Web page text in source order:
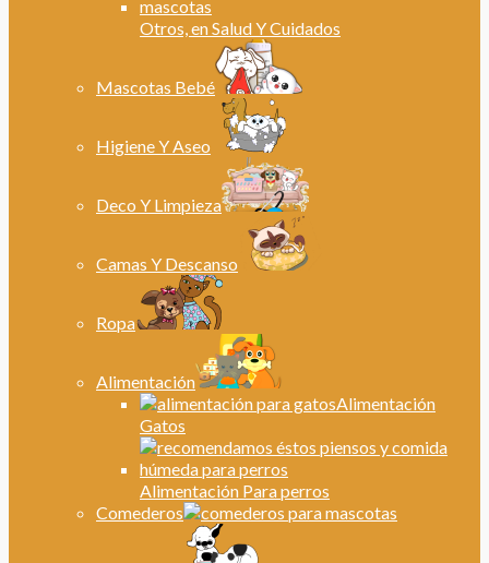
Otros, en Salud Y Cuidados
Mascotas Bebé
Higiene Y Aseo
Deco Y Limpieza
Camas Y Descanso
Ropa
Alimentación
Alimentación
Gatos
Alimentación Para perros
Comederos